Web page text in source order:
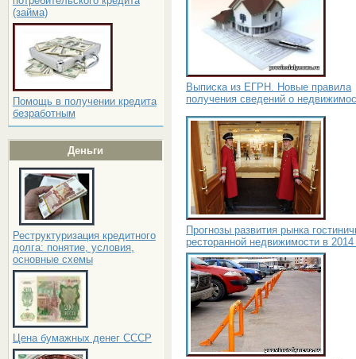
(займа)
Помощь в получении кредита
безработным
Деньги
Реструктуризация кредитного
долга: понятие, условия,
основные схемы
Цена бумажных денег СССР
Выписка из ЕГРН. Новые правила
получения сведений о
Прогнозы развития рынка
ресторанной недвижимости в 2014